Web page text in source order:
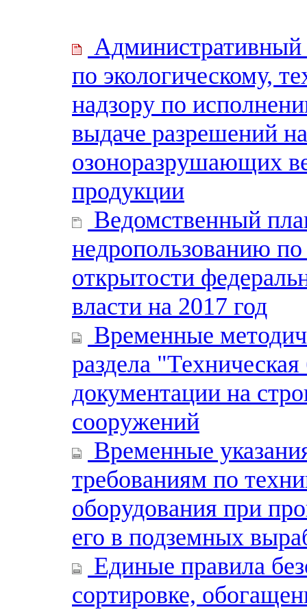
по экологическому,
надзору по
выдаче разрешений
озоноразрушающих
продукции
Ведомственный
недропользованию
открытости
власти на 2017 год
Временные
раздела
документации на
сооружений
Временные
требованиям по
оборудования при
его в подземных
Единые правила
сортировке,